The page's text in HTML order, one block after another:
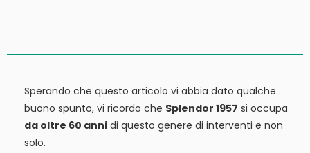
Sperando che questo articolo vi abbia dato qualche
buono spunto, vi ricordo che Splendor 1957 si occupa
da oltre 60 anni di questo genere di interventi e non
solo.